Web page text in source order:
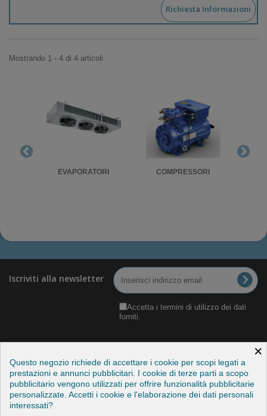
Richiesta Informazioni
Mostrando 1 - 4 di 4 articoli
EVAPORATORI COMPRESSORI
Iscriviti alla newsletter
Accetta i termini di utilizzo dei dati
forniti.
Categorie
×
Questo negozio richiede di accettare i cookie per scopi legati a
prestazioni e annunci pubblicitari. I cookie di terze parti a scopo
pubblicitario vengono utilizzati per offrire funzionalità pubblicitarie
personalizzate. Accetti i cookie e l'elaborazione dei dati personali
interessati?